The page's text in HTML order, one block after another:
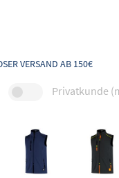
VERSAND AB 150€
Privatkunde